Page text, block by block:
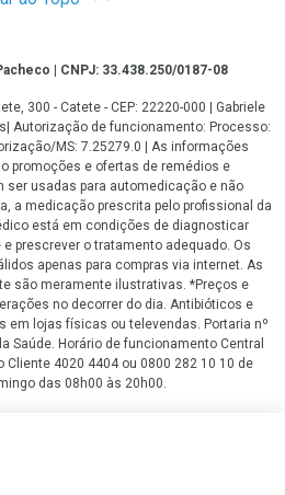
| CNPJ: 33.438.250/0187-08
300 - Catete - CEP: 22220-000 | Gabriele
Autorização de funcionamento: Processo:
MS: 7.25279.0 | As informações
promoções e ofertas de remédios e
ser usadas para automedicação e não
a medicação prescrita pelo profissional da
está em condições de diagnosticar
prescrever o tratamento adequado. Os
apenas para compras via internet. As
são meramente ilustrativas. *Preços e
no decorrer do dia. Antibióticos e
em lojas físicas ou televendas. Portaria nº
Saúde. Horário de funcionamento Central
Cliente 4020 4404 ou 0800 282 10 10 de
das 08h00 às 20h00.